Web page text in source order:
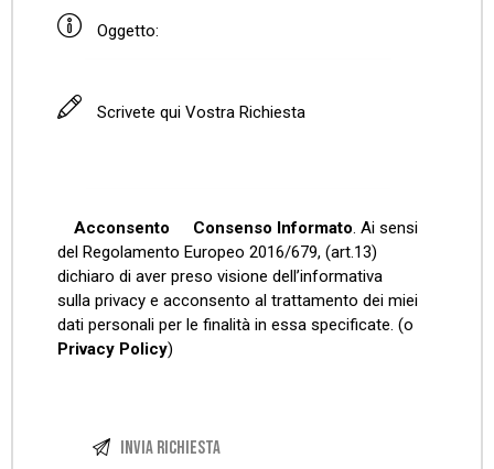
Acconsento Consenso Informato. Ai sensi
del Regolamento Europeo 2016/679, (art.13)
dichiaro di aver preso visione dell’informativa
sulla privacy e acconsento al trattamento dei miei
dati personali per le finalità in essa specificate. (o
Privacy Policy)